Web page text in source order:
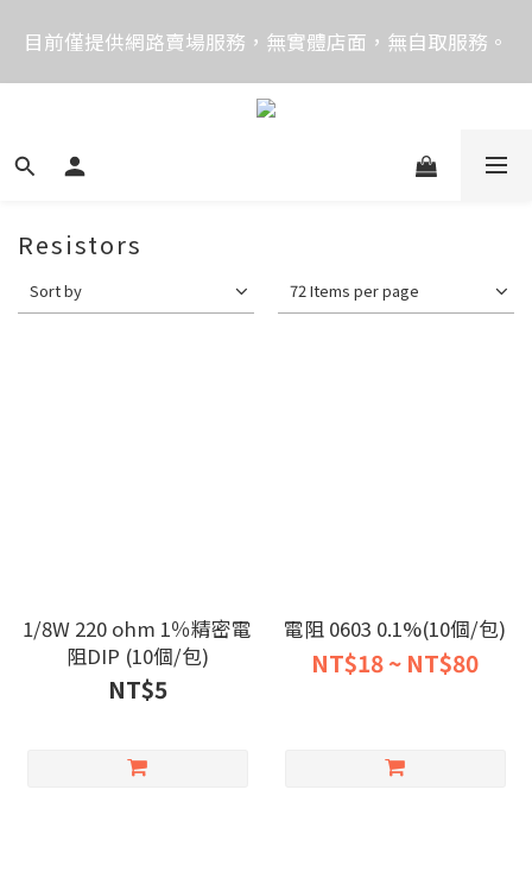
價格均含稅，下單享優惠！歡迎大量採購，由專人提供
專案報價。
目前僅提供網路賣場服務，無實體店面，無自取服務。
目前電話系統異常，暫時無法正常接聽來電，請改播
Resistors
Sort by 72 Items per page
1/8W 220 ohm 1％精密電
阻DIP (10個/包)
NT$5
電阻 0603 0.1%(10個/包)
NT$18 ~ NT$80